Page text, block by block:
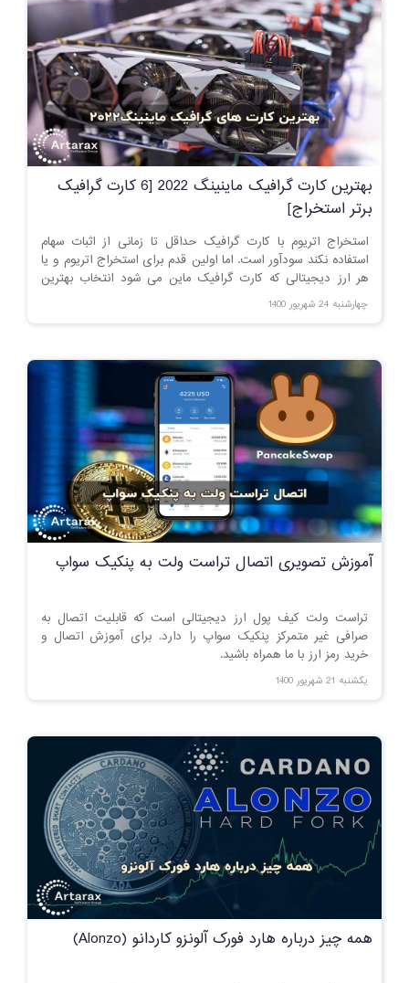
بهترین کارت گرافیک ماینینگ 2022 [6 کارت گرافیک
برتر استخراج]
استخراج اتریوم با کارت گرافیک حداقل تا زمانی از اثبات سهام
استفاده نکند سودآور است. اما اولین قدم برای استخراج اتریوم و یا
هر ارز دیجیتالی که کارت گرافیک ماین می شود انتخاب بهترین
کارت گرافیک برای استخراج است.
چهارشنبه 24 شهریور 1400
آموزش تصویری اتصال تراست ولت به پنکیک سواپ
تراست ولت کیف پول ارز دیجیتالی است که قابلیت اتصال به
صرافی غیر متمرکز پنکیک سواپ را دارد. برای آموزش اتصال و
خرید رمز ارز با ما همراه باشید.
یکشنبه 21 شهریور 1400
همه چیز درباره هارد فورک آلونزو کاردانو (Alonzo)